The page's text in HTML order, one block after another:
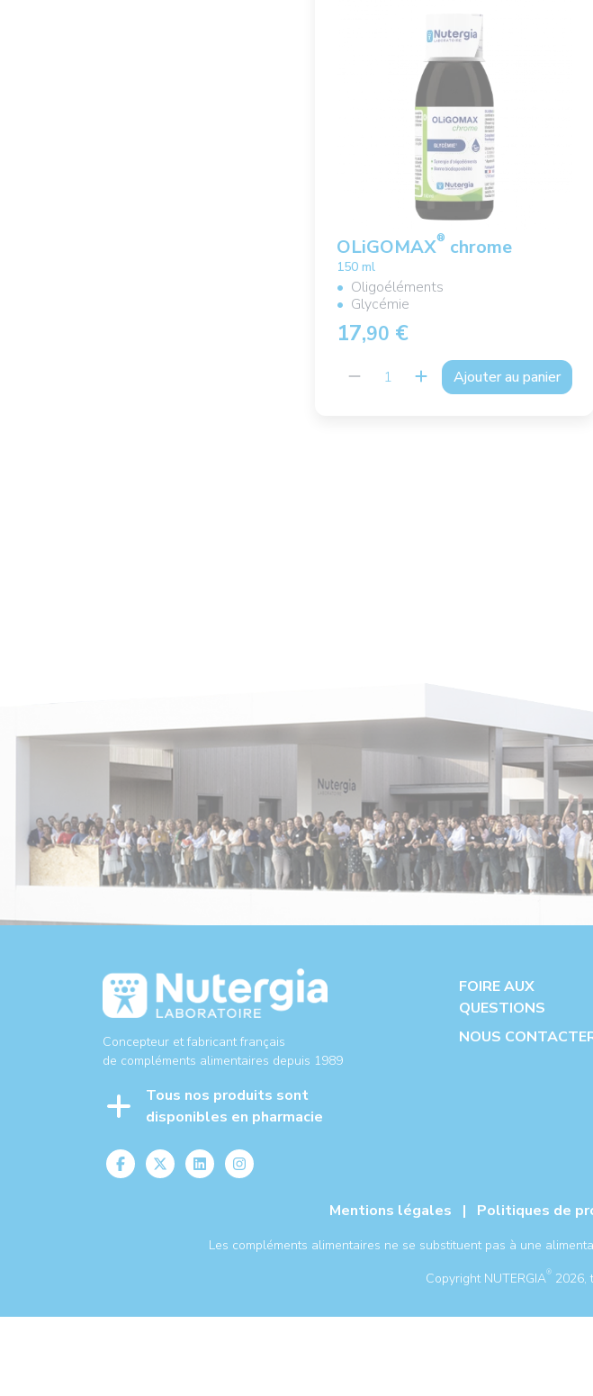
OLiGOMAX® chrome
150 ml
Oligoéléments
Glycémie
17,90 €
Ajouter au panier
Concepteur et fabricant français
de compléments alimentaires depuis 1989
Tous nos produits sont
disponibles en pharmacie
FOIRE AUX
QUESTIONS
NOUS
Mentions légales | Politiques de
Les compléments alimentaires ne se substituent pas à une
Copyright NUTERGIA®2026,